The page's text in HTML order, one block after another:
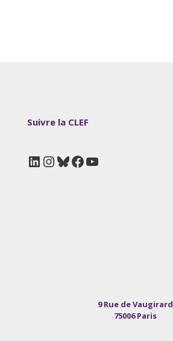
Suivre la CLEF
LinkedIn
Instagram
Bluesky
Facebook
YouTube
9 Rue de Vaugirard
75006 Paris